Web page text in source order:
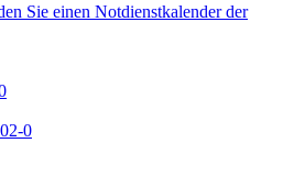
Sie einen Notdienstkalender der
0